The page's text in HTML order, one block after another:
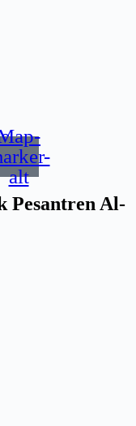
alt
Pesantren Al-